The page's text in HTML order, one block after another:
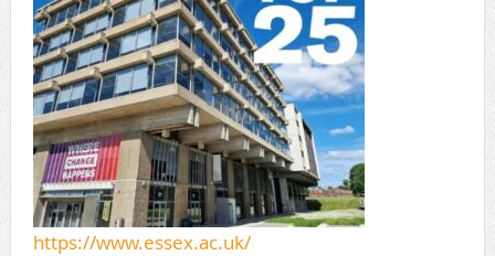
https://www.essex.ac.uk/